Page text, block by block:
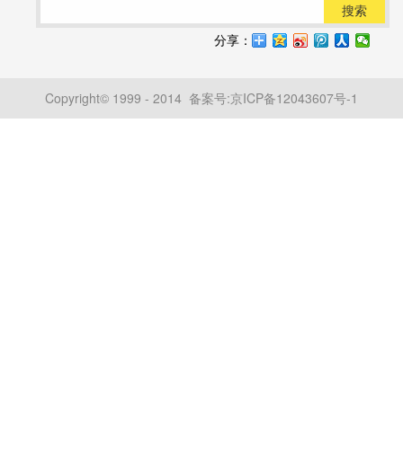
搜索
分享：
Copyright© 1999 - 2014 备案号:京ICP备12043607号-1